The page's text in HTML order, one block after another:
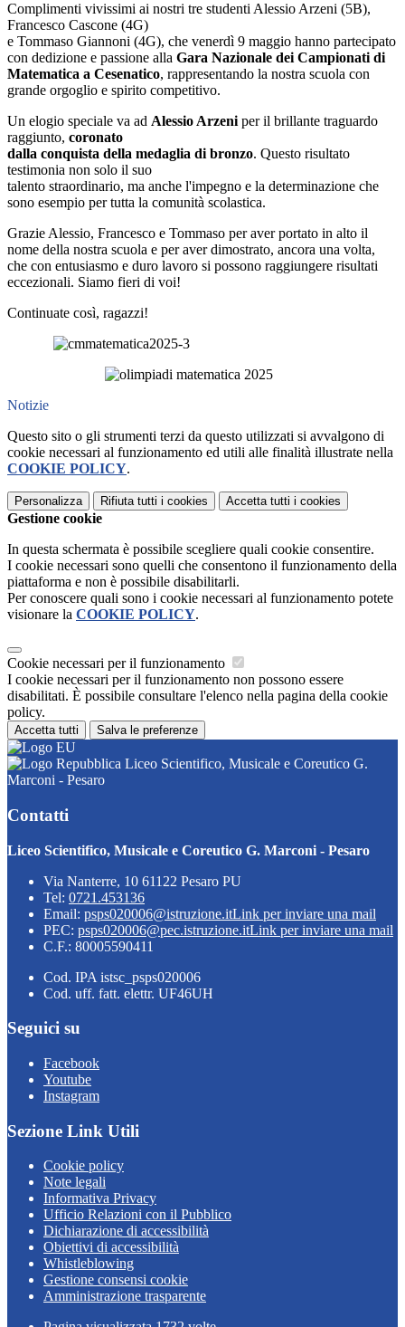
Complimenti vivissimi ai nostri tre studenti Alessio Arzeni (5B),
Francesco Cascone (4G)
e Tommaso Giannoni (4G), che venerdì 9 maggio hanno partecipato
con dedizione e passione alla Gara Nazionale dei Campionati di
Matematica a Cesenatico, rappresentando la nostra scuola con
grande orgoglio e spirito competitivo.
Un elogio speciale va ad Alessio Arzeni per il brillante traguardo
raggiunto, coronato
dalla conquista della medaglia di bronzo. Questo risultato
testimonia non solo il suo
talento straordinario, ma anche l'impegno e la determinazione che
sono esempio per tutta la comunità scolastica.
Grazie Alessio, Francesco e Tommaso per aver portato in alto il
nome della nostra scuola e per aver dimostrato, ancora una volta,
che con entusiasmo e duro lavoro si possono raggiungere risultati
eccezionali. Siamo fieri di voi!
Continuate così, ragazzi!
Notizie
Questo sito o gli strumenti terzi da questo utilizzati si avvalgono di
cookie necessari al funzionamento ed utili alle finalità illustrate nella
COOKIE POLICY.
Personalizza Rifiuta tutti i cookies Accetta tutti i cookies
Gestione cookie
In questa schermata è possibile scegliere quali cookie consentire.
I cookie necessari sono quelli che consentono il funzionamento della
piattaforma e non è possibile disabilitarli.
Per conoscere quali sono i cookie necessari al funzionamento potete
visionare la COOKIE POLICY.
Cookie necessari per il funzionamento
I cookie necessari per il funzionamento non possono essere
disabilitati. È possibile consultare l'elenco nella pagina della cookie
policy.
Accetta tutti Salva le preferenze
Liceo Scientifico, Musicale e Coreutico G.
Marconi - Pesaro
Contatti
Liceo Scientifico, Musicale e Coreutico G. Marconi - Pesaro
Via Nanterre, 10 61122 Pesaro PU
Tel: 0721.453136
Email: psps020006@istruzione.itLink per inviare una mail
PEC: psps020006@pec.istruzione.itLink per inviare una mail
C.F.: 80005590411
Cod. IPA istsc_psps020006
Cod. uff. fatt. elettr. UF46UH
Seguici su
Facebook
Youtube
Instagram
Sezione Link Utili
Cookie policy
Note legali
Informativa Privacy
Ufficio Relazioni con il Pubblico
Dichiarazione di accessibilità
Obiettivi di accessibilità
Whistleblowing
Gestione consensi cookie
Amministrazione trasparente